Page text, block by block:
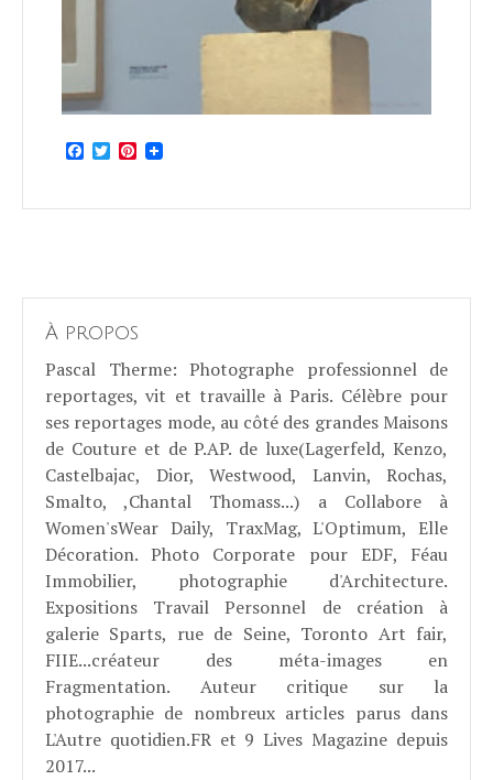
Facebook
TwitterPinterest
À propos
Pascal Therme: Photographe professionnel de
reportages, vit et travaille à Paris. Célèbre pour
ses reportages mode, au côté des grandes Maisons
de Couture et de P.AP. de luxe(Lagerfeld, Kenzo,
Castelbajac, Dior, Westwood, Lanvin, Rochas,
Smalto, ,Chantal Thomass...) a Collabore à
Women'sWear Daily, TraxMag, L'Optimum, Elle
Décoration. Photo Corporate pour EDF, Féau
Immobilier, photographie d'Architecture.
Expositions Travail Personnel de création à
galerie Sparts, rue de Seine, Toronto Art fair,
FIIE...créateur des méta-images en
Fragmentation. Auteur critique sur la
photographie de nombreux articles parus dans
L'Autre quotidien.FR et 9 Lives Magazine depuis
2017...